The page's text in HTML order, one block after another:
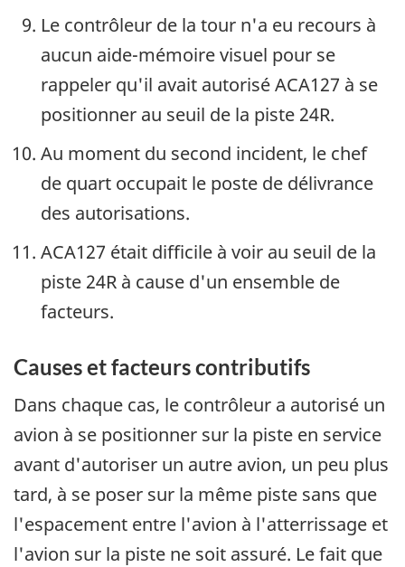
Le contrôleur de la tour n'a eu recours à
aucun aide-mémoire visuel pour se
rappeler qu'il avait autorisé ACA127 à se
positionner au seuil de la piste 24R.
Au moment du second incident, le chef
de quart occupait le poste de délivrance
des autorisations.
ACA127 était difficile à voir au seuil de la
piste 24R à cause d'un ensemble de
facteurs.
Causes et facteurs contributifs
Dans chaque cas, le contrôleur a autorisé un
avion à se positionner sur la piste en service
avant d'autoriser un autre avion, un peu plus
tard, à se poser sur la même piste sans que
l'espacement entre l'avion à l'atterrissage et
l'avion sur la piste ne soit assuré. Le fait que